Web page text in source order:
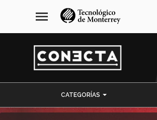
navegación
principal
menu
CATEGORÍAS